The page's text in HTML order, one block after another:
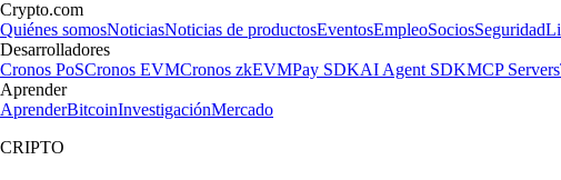
Crypto.com
Quiénes somosNoticiasNoticias de productosEventosEmpleoSociosSeguridad
Desarrolladores
Cronos PoSCronos EVMCronos zkEVMPay SDKAI Agent SDKMCP Servers
Aprender
AprenderBitcoinInvestigaciónMercado
CRIPTO